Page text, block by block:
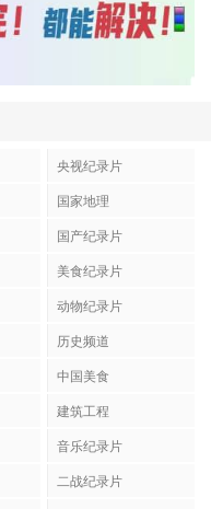
央视纪录片
国家地理
国产纪录片
美食纪录片
动物纪录片
历史频道
中国美食
建筑工程
音乐纪录片
二战纪录片